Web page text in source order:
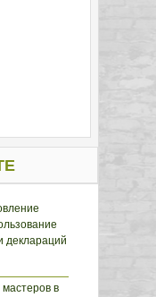
деклараций
мастеров в